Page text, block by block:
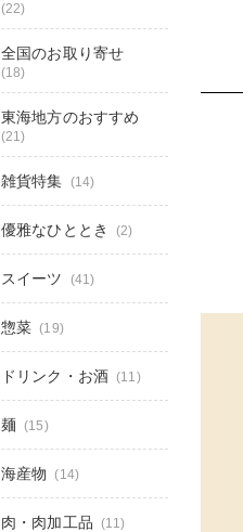
(22)
全国のお取り寄せ
(18)
東海地方のおすすめ
(21)
雑貨特集 (14)
優雅なひととき (2)
スイーツ (41)
惣菜 (19)
ドリンク・お酒 (11)
麺 (15)
海産物 (14)
肉・肉加工品 (11)